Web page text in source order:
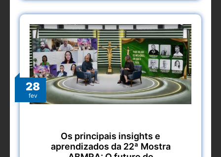
28
fev
Os principais insights e
aprendizados da 22ª Mostra